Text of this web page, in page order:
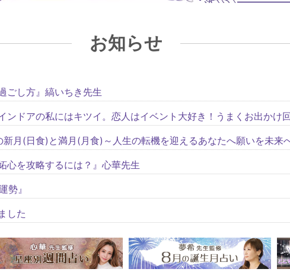
お知らせ
ごし方』縞いちき先生
ドアの私にはキツイ。恋人はイベント大好き！うまくお出かけ
月(日食)と満月(月食)～人生の転機を迎えるあなたへ願いを未来
心を攻略するには？』心華先生
勢』
した